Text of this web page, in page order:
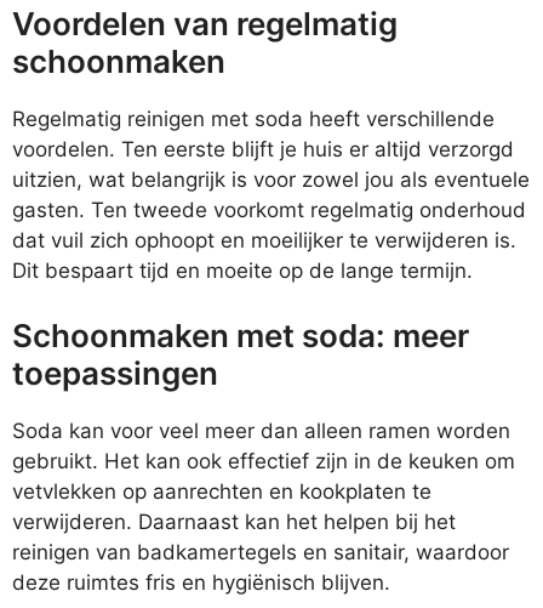
Voordelen van regelmatig
schoonmaken
Regelmatig reinigen met soda heeft verschillende
voordelen. Ten eerste blijft je huis er altijd verzorgd
uitzien, wat belangrijk is voor zowel jou als eventuele
gasten. Ten tweede voorkomt regelmatig onderhoud
dat vuil zich ophoopt en moeilijker te verwijderen is.
Dit bespaart tijd en moeite op de lange termijn.
Schoonmaken met soda: meer
toepassingen
Soda kan voor veel meer dan alleen ramen worden
gebruikt. Het kan ook effectief zijn in de keuken om
vetvlekken op aanrechten en kookplaten te
verwijderen. Daarnaast kan het helpen bij het
reinigen van badkamertegels en sanitair, waardoor
deze ruimtes fris en hygiënisch blijven.